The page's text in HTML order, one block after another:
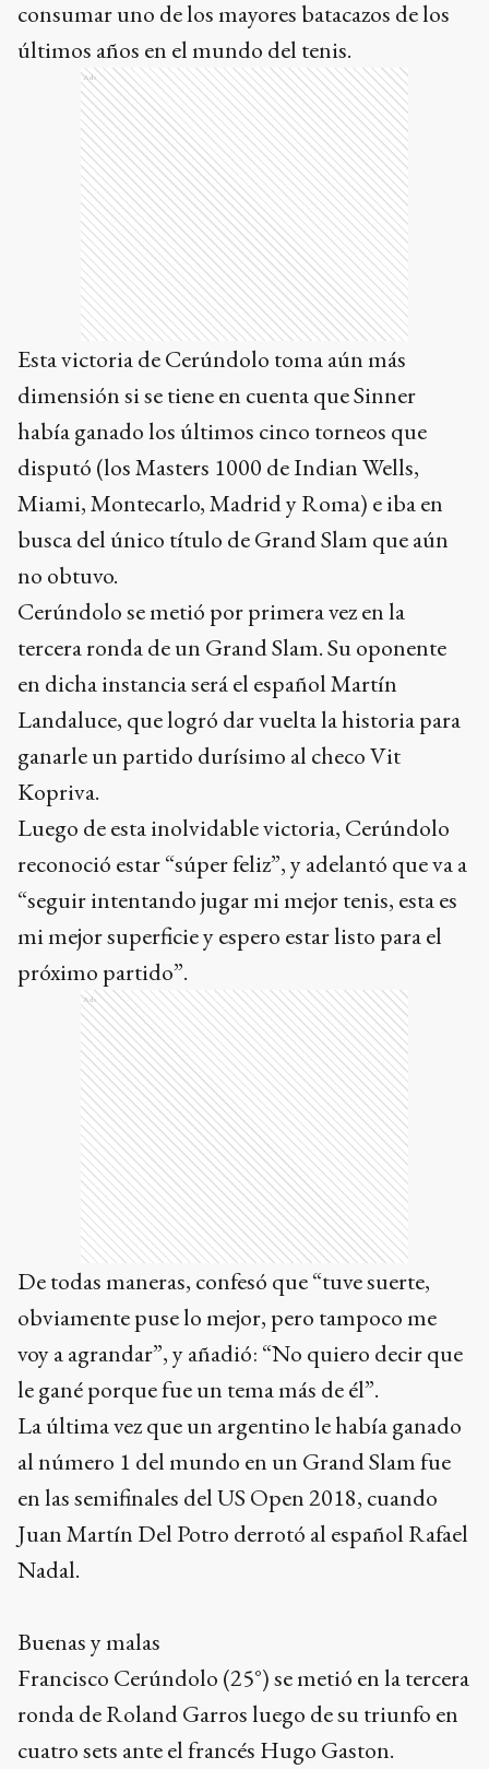
consumar uno de los mayores batacazos de los
últimos años en el mundo del tenis.
Ads
Esta victoria de Cerúndolo toma aún más
dimensión si se tiene en cuenta que Sinner
había ganado los últimos cinco torneos que
disputó (los Masters 1000 de Indian Wells,
Miami, Montecarlo, Madrid y Roma) e iba en
busca del único título de Grand Slam que aún
no obtuvo.
Cerúndolo se metió por primera vez en la
tercera ronda de un Grand Slam. Su oponente
en dicha instancia será el español Martín
Landaluce, que logró dar vuelta la historia para
ganarle un partido durísimo al checo Vit
Kopriva.
Luego de esta inolvidable victoria, Cerúndolo
reconoció estar “súper feliz”, y adelantó que va a
“seguir intentando jugar mi mejor tenis, esta es
mi mejor superficie y espero estar listo para el
próximo partido”.
Ads
De todas maneras, confesó que “tuve suerte,
obviamente puse lo mejor, pero tampoco me
voy a agrandar”, y añadió: “No quiero decir que
le gané porque fue un tema más de él”.
La última vez que un argentino le había ganado
al número 1 del mundo en un Grand Slam fue
en las semifinales del US Open 2018, cuando
Juan Martín Del Potro derrotó al español Rafael
Nadal.
Buenas y malas
Francisco Cerúndolo (25°) se metió en la tercera
ronda de Roland Garros luego de su triunfo en
cuatro sets ante el francés Hugo Gaston.